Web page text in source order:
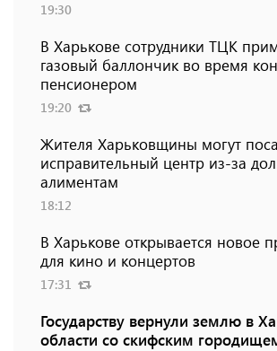
19:30
В Харькове сотрудники ТЦК
газовый баллончик во время
пенсионером
19:20
Жителя Харьковщины могут
исправительный центр из-за
алиментам
18:12
В Харькове открывается новое
для кино и концертов
17:31
Государству вернули землю в
области со скифским